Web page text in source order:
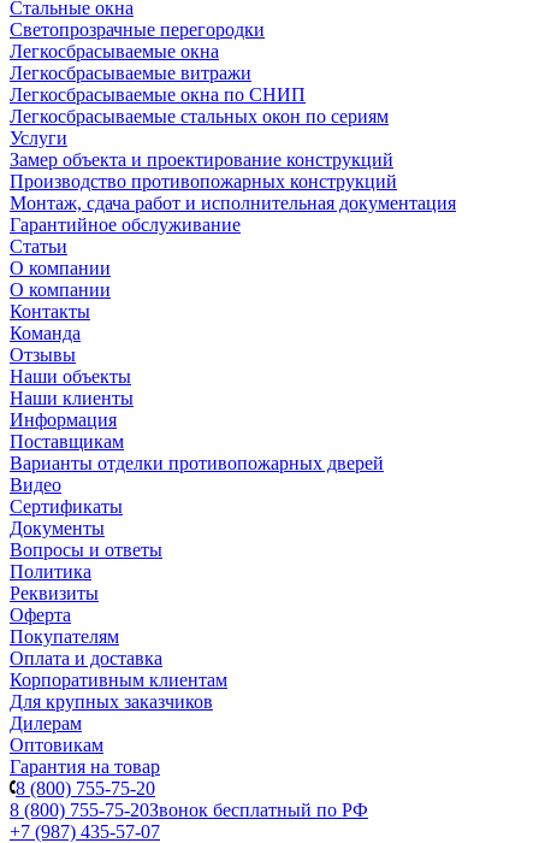
Стальные окна
Светопрозрачные перегородки
Легкосбрасываемые окна
Легкосбрасываемые витражи
Легкосбрасываемые окна по СНИП
Легкосбрасываемые стальных окон по сериям
Услуги
Замер объекта и проектирование конструкций
Производство противопожарных конструкций
Монтаж, сдача работ и исполнительная документация
Гарантийное обслуживание
Статьи
О компании
О компании
Контакты
Команда
Отзывы
Наши объекты
Наши клиенты
Информация
Поставщикам
Варианты отделки противопожарных дверей
Видео
Сертификаты
Документы
Вопросы и ответы
Политика
Реквизиты
Оферта
Покупателям
Оплата и доставка
Корпоративным клиентам
Для крупных заказчиков
Дилерам
Оптовикам
Гарантия на товар
8 (800) 755-75-20
8 (800) 755-75-20Звонок бесплатный по РФ
+7 (987) 435-57-07